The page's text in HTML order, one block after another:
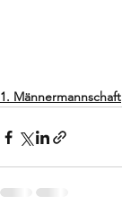
1. Männermannschaft